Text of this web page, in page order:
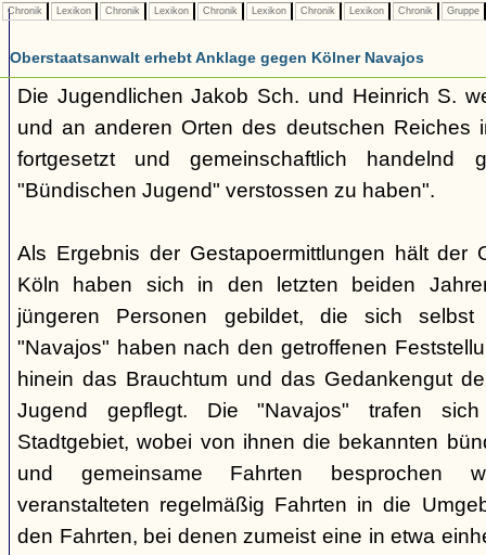
Chronik Lexikon Chronik Lexikon Chronik Lexikon Chronik Lexikon Chronik Gruppe
Oberstaatsanwalt erhebt Anklage gegen Kölner Navajos
Die Jugendlichen Jakob Sch. und Heinrich S.
und an anderen Orten des deutschen Reiches
fortgesetzt und gemeinschaftlich handelnd
"Bündischen Jugend" verstossen zu haben".
Als Ergebnis der Gestapoermittlungen hält der
Köln haben sich in den letzten beiden
jüngeren Personen gebildet, die sich
"Navajos" haben nach den getroffenen
hinein das Brauchtum und das Gedankengut
Jugend gepflegt. Die "Navajos" trafen
Stadtgebiet, wobei von ihnen die bekannten
und gemeinsame Fahrten besprochen
veranstalteten regelmäßig Fahrten in die
den Fahrten, bei denen zumeist eine in etwa